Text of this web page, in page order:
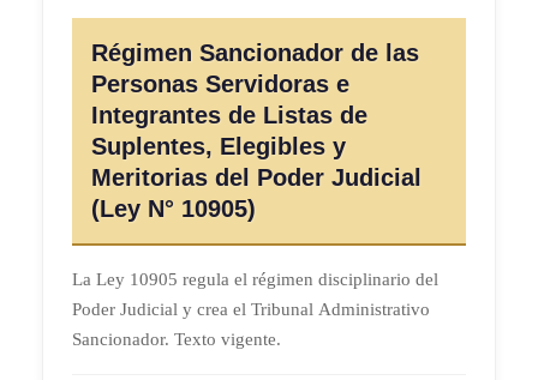
Régimen Sancionador de las
Personas Servidoras e
Integrantes de Listas de
Suplentes, Elegibles y
Meritorias del Poder Judicial
(Ley N° 10905)
La Ley 10905 regula el régimen disciplinario del
Poder Judicial y crea el Tribunal Administrativo
Sancionador. Texto vigente.